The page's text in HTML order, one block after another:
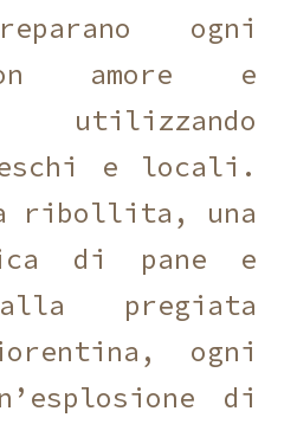
ogni
amore e
utilizzando
e locali.
ribollita, una
di pane e
pregiata
ogni
di